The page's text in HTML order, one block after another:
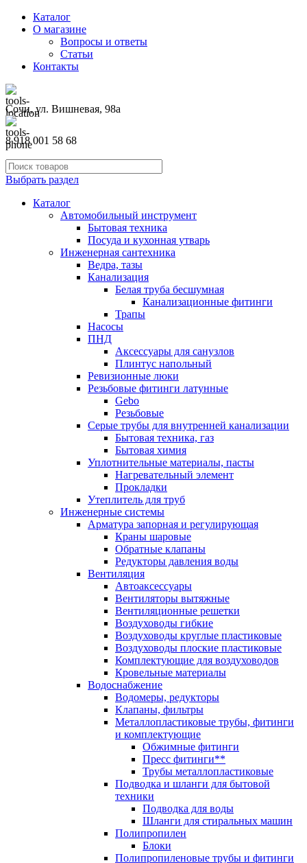
Каталог
О магазине
Вопросы и ответы
Статьи
Контакты
Сочи, ул. Вишневая, 98а
8 918 001 58 68
Выбрать раздел
Каталог
Автомобильный инструмент
Бытовая техника
Посуда и кухонная утварь
Инженерная сантехника
Ведра, тазы
Канализация
Белая труба бесшумная
Канализационные фитинги
Трапы
Насосы
ПНД
Аксессуары для санузлов
Плинтус напольный
Ревизионные люки
Резьбовые фитинги латунные
Gebo
Резьбовые
Серые трубы для внутренней канализации
Бытовая техника, газ
Бытовая химия
Уплотнительные материалы, пасты
Нагревательный элемент
Прокладки
Утеплитель для труб
Инженерные системы
Арматура запорная и регулирующая
Краны шаровые
Обратные клапаны
Редукторы давления воды
Вентиляция
Автоаксессуары
Вентиляторы вытяжные
Вентиляционные решетки
Воздуховоды гибкие
Воздуховоды круглые пластиковые
Воздуховоды плоские пластиковые
Комплектующие для воздуховодов
Кровельные материалы
Водоснабжение
Водомеры, редукторы
Клапаны, фильтры
Металлопластиковые трубы, фитинги
и комплектующие
Обжимные фитинги
Пресс фитинги**
Трубы металлопластиковые
Подводка и шланги для бытовой
техники
Подводка для воды
Шланги для стиральных машин
Полипропилен
Блоки
Полипропиленовые трубы и фитинги